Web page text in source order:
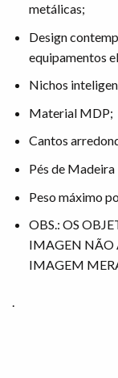
metálicas;
Design
equipamentos
Nichos
Material MDP;
Cantos
Pés de
Peso máximo
OBS.: OS
IMAGEN NÃO
IMAGEM
.